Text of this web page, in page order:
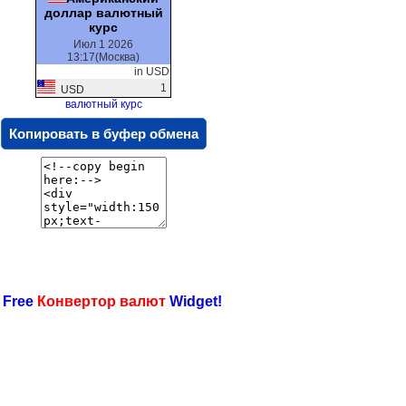
доллар валютный
курс
Июл 1 2026
13:17(Москва)
in USD
USD
1
валютный курс
Копировать в буфер обмена
Конвертор валют Widget!